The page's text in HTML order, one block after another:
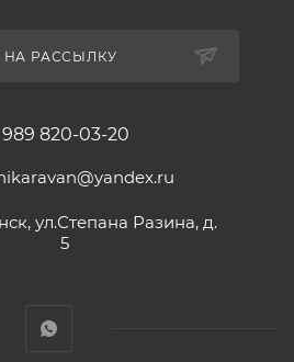
РАССЫЛКУ
989 820-03-20
ул.Степана Разина, д.
5